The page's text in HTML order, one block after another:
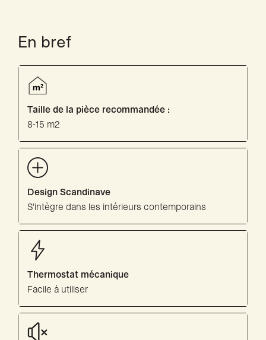
En bref
Taille de la pièce recommandée :
8-15 m2
Design Scandinave
S'intègre dans les intérieurs contemporains
Thermostat mécanique
Facile à utiliser